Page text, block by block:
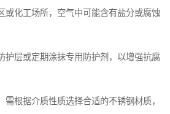
或化工场所，空气中可能含有盐分或腐蚀
护层或定期涂抹专用防护剂，以增强抗腐
根据介质性质选择合适的不锈钢材质，